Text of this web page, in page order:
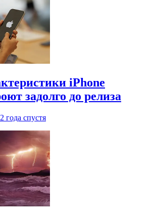
iPhone
задолго до релиза
2 года спустя